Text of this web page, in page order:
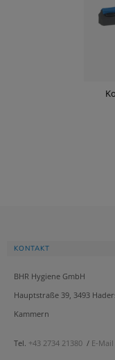
KONTAKT
BHR Hygiene GmbH
Hauptstraße 39, 3493
Kammern
Tel. +43 2734 21380 / E-Mail